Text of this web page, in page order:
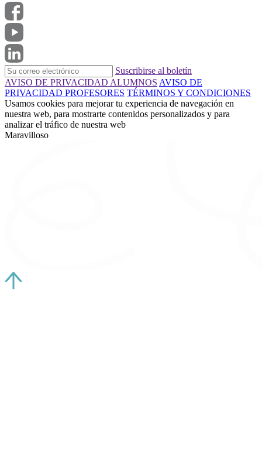
Suscribirse al boletín
AVISO DE PRIVACIDAD ALUMNOS AVISO DE
PRIVACIDAD PROFESORES TÉRMINOS Y CONDICIONES
Usamos cookies para mejorar tu experiencia de navegación en
nuestra web, para mostrarte contenidos personalizados y para
analizar el tráfico de nuestra web
Maravilloso